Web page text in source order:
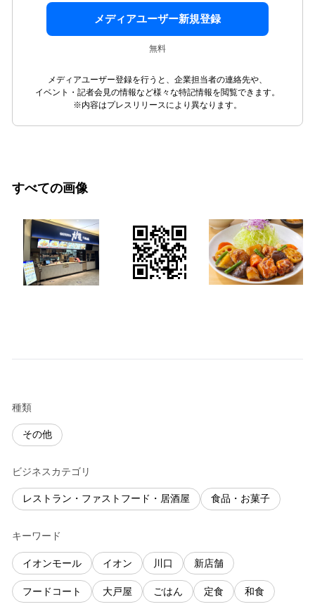
メディアユーザー新規登録
無料
メディアユーザー登録を行うと、企業担当者の連絡先や、
イベント・記者会見の情報など様々な特記情報を閲覧できます。
※内容はプレスリリースにより異なります。
すべての画像
種類
その他
ビジネスカテゴリ
レストラン・ファストフード・居酒屋 食品・お菓子
キーワード
イオンモール イオン 川口 新店舗
フードコート 大戸屋 ごはん 定食 和食